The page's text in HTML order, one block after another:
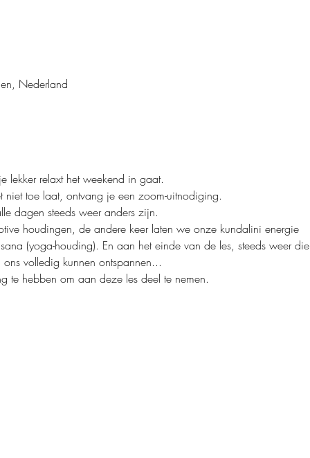
Nederland
lekker relaxt het weekend in gaat.
toe laat, ontvang je een zoom-uitnodiging.
dagen steeds weer anders zijn.
houdingen, de andere keer laten we onze kundalini energie
(yoga-houding). En aan het einde van de les, steeds weer die
volledig kunnen ontspannen...
te hebben om aan deze les deel te nemen.